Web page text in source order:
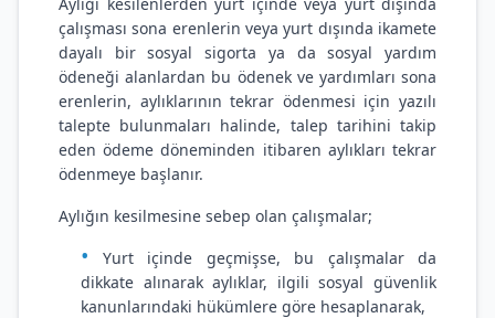
çalışması sona erenlerin veya yurt dışında ikamete
dayalı bir sosyal sigorta ya da sosyal yardım
ödeneği alanlardan bu ödenek ve yardımları sona
erenlerin, aylıklarının tekrar ödenmesi için yazılı
talepte bulunmaları halinde, talep tarihini takip
eden ödeme döneminden itibaren aylıkları tekrar
ödenmeye başlanır.
Aylığın kesilmesine sebep olan çalışmalar;
Yurt içinde geçmişse, bu çalışmalar da
dikkate alınarak aylıklar, ilgili sosyal güvenlik
kanunlarındaki hükümlere göre hesaplanarak,